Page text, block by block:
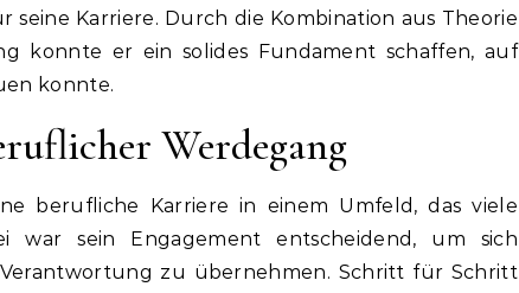
seine Karriere. Durch die Kombination aus Theorie
konnte er ein solides Fundament schaffen, auf
konnte.
Werdegang
berufliche Karriere in einem Umfeld, das viele
war sein Engagement entscheidend, um sich
zu übernehmen. Schritt für Schritt